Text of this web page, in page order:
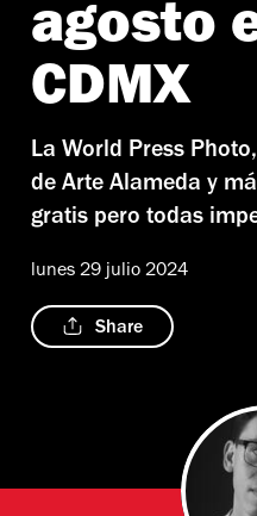
agosto
CDMX
La World Press
de Arte Alameda y
gratis pero todas
lunes 29 julio 2024
Share